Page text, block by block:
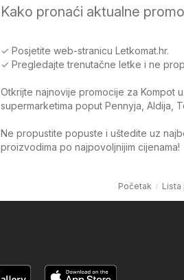
Kako pronaći aktualne
✓ Posjetite web-stranicu Letkomat.hr.
✓ Pregledajte trenutačne letke i ne
Otkrijte najnovije promocije za Kompot
supermarketima poput Pennyja, Aldija,
Ne propustite popuste i uštedite uz
proizvodima po najpovoljnijim cijenama!
Početak Lista